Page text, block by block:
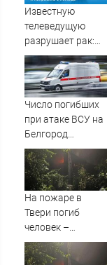
попаданий по
Известную
телеведущую
разрушает рак:
Мария Гладких
раскрыла
печальную
правду и
попросила о
помощи
Число погибших
при атаке ВСУ на
Белгород
выросло до пяти
На пожаре в
Твери погиб
человек –
Новости Твери и
городов Тверской